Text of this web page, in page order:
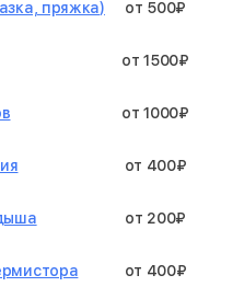
пряжка) от 500₽
от 1500₽
от 1000₽
от 400₽
от 200₽
от 400₽